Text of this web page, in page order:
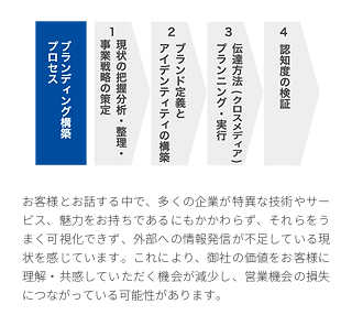
お客様とお話する中で、多くの企業が特異な技術やサー
ビス、魅力をお持ちであるにもかかわらず、それらをう
まく可視化できず、外部への情報発信が不足している現
状を感じています。これにより、御社の価値をお客様に
理解・共感していただく機会が減少し、営業機会の損失
につながっている可能性があります。